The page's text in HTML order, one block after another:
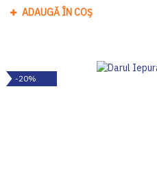
ADAUGĂ ÎN COȘ
-20%